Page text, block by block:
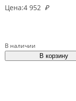
Цена:4 952 ₽
В наличии